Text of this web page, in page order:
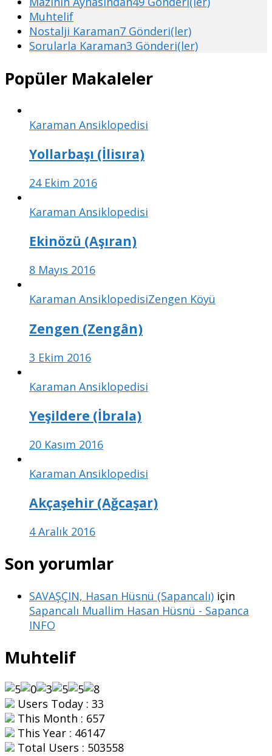
Muhtelif
Nostalji Karaman7 Gönderi(ler)
Sorularla Karaman3 Gönderi(ler)
Popüler Makaleler
Karaman Ansiklopedisi
Yollarbaşı (İlisıra)
24 Ekim 2016
Karaman Ansiklopedisi
Ekinözü (Aşıran)
8 Mayıs 2016
Karaman AnsiklopedisiZengen Köyü
Zengen (Zengân)
3 Ekim 2016
Karaman Ansiklopedisi
Yeşildere (İbrala)
20 Kasım 2016
Karaman Ansiklopedisi
Akçaşehir (Ağcaşar)
4 Aralık 2016
Son yorumlar
SAVAŞÇIN, Hasan Hüsnü (Sapancalı) için
Sapancalı Muallim Hasan Hüsnü - Sapanca
INFO
Muhtelif
Users Today : 33
This Month : 657
This Year : 46147
Total Users : 503558